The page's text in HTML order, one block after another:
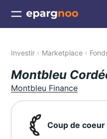
Investir Marketplace
Montbleu
Montbleu Finance
Coup de coeur